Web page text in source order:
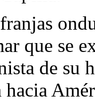
que se
de su
hacia